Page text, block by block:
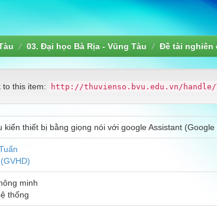
03. Đại học Bà Rịa - Vũng Tàu Đề tài nghiên
to this item: http://thuvienso.bvu.edu.vn/handle/
kiển thiết bị bằng giọng nói với google Assistant
minh
thống